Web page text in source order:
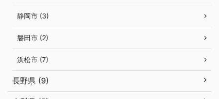
静岡市 (3)
磐田市 (2)
浜松市 (7)
長野県 (9)